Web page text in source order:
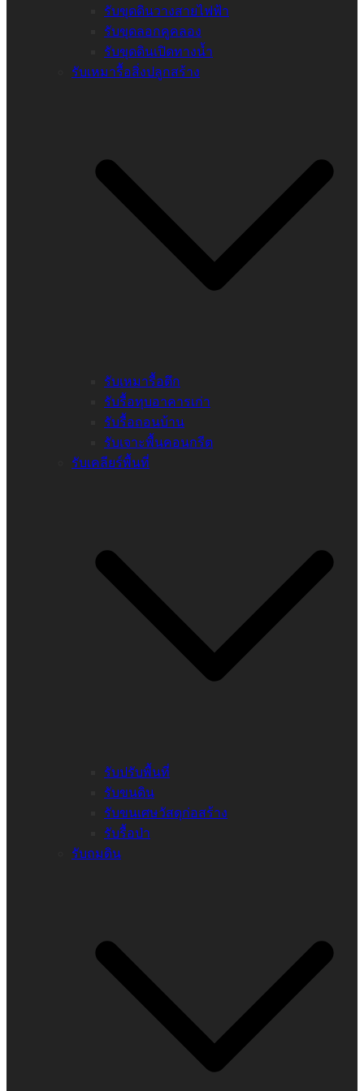
รับขุดดินวางสายไฟฟ้า
รับขุดลอกคูคลอง
รับขุดดินเปิดทางน้ำ
รับเหมารื้อสิ่งปลูกสร้าง
รับเหมารื้อตึก
รับรื้อทุบอาคารเก่า
รับรื้อถอนบ้าน
รับเจาะพื้นคอนกรีต
รับเคลียร์พื้นที่
รับปรับพื้นที่
รับขนดิน
รับขนเศษวัสดุก่อสร้าง
รับรื้อป่า
รับถมดิน